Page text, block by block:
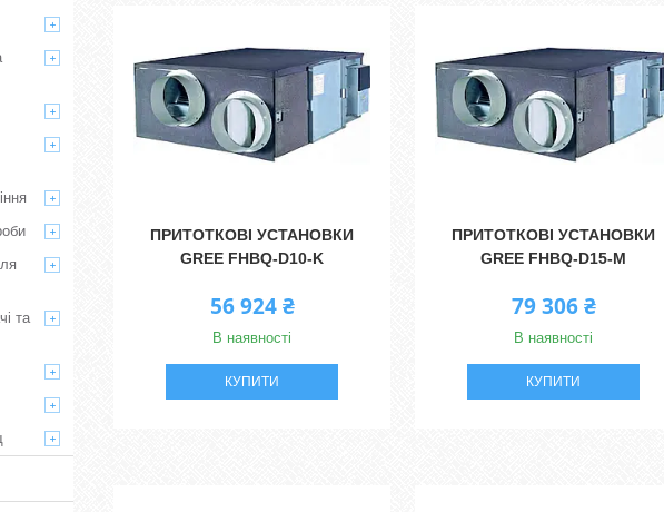
ПРИТОТКОВІ УСТАНОВКИ
GREE FHBQ-D10-K
56 924 ₴
В наявності
КУПИТИ
ПРИТОТКОВІ УСТАНОВКИ
GREE FHBQ-D15-M
79 306 ₴
В наявності
КУПИТИ
та